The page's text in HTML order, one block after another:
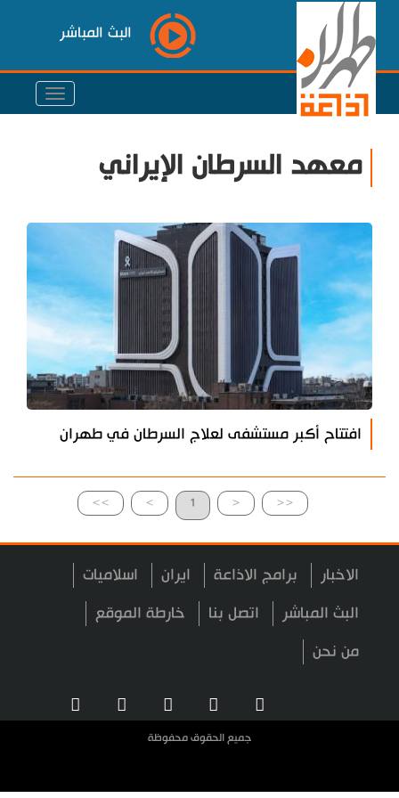
البث المباشر
معهد السرطان الإيراني
افتتاح أكبر مستشفى لعلاج السرطان في طهران
>> > 1 < <<
الاخبار برامج الاذاعة ايران اسلاميات
البث المباشر اتصل بنا خارطة الموقع
من نحن
جميع الحقوق محفوظة